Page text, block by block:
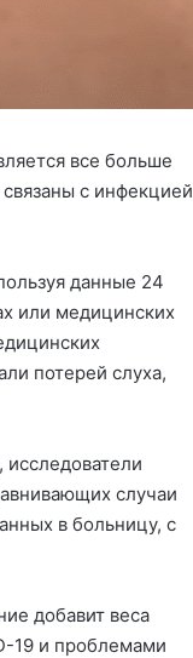
все больше
с инфекцией
данные 24
или медицинских
потерей слуха,
случаи
в больницу, с
добавит веса
19 и проблемами